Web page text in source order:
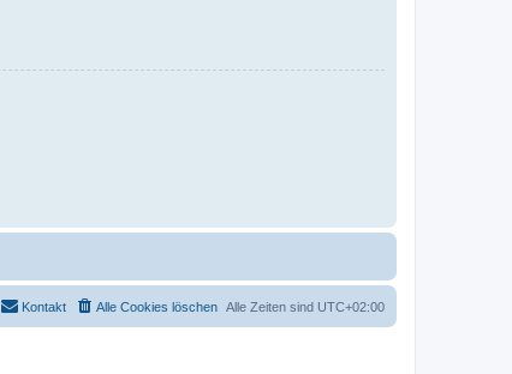
Alle Zeiten sind UTC+02:00
Alle Cookies löschen
Kontakt